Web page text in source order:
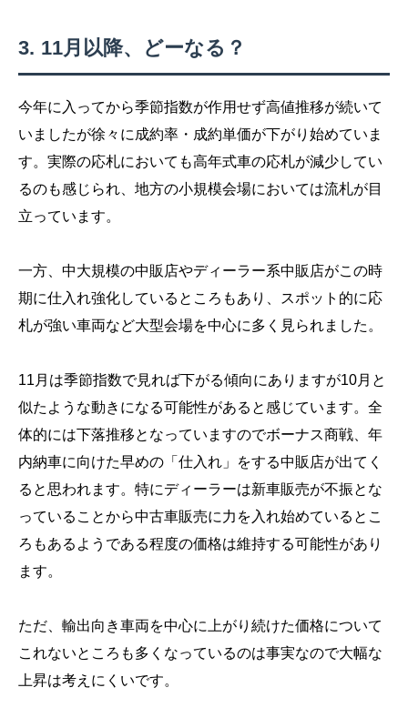
11月以降、どーなる？
今年に入ってから季節指数が作用せず高値推移が続いて
いましたが徐々に成約率・成約単価が下がり始めていま
す。実際の応札においても高年式車の応札が減少してい
るのも感じられ、地方の小規模会場においては流札が目
立っています。
一方、中大規模の中販店やディーラー系中販店がこの時
期に仕入れ強化しているところもあり、スポット的に応
札が強い車両など大型会場を中心に多く見られました。
11月は季節指数で見れば下がる傾向にありますが10月と
似たような動きになる可能性があると感じています。全
体的には下落推移となっていますのでボーナス商戦、年
内納車に向けた早めの「仕入れ」をする中販店が出てく
ると思われます。特にディーラーは新車販売が不振とな
っていることから中古車販売に力を入れ始めているとこ
ろもあるようである程度の価格は維持する可能性があり
ます。
ただ、輸出向き車両を中心に上がり続けた価格について
これないところも多くなっているのは事実なので大幅な
上昇は考えにくいです。